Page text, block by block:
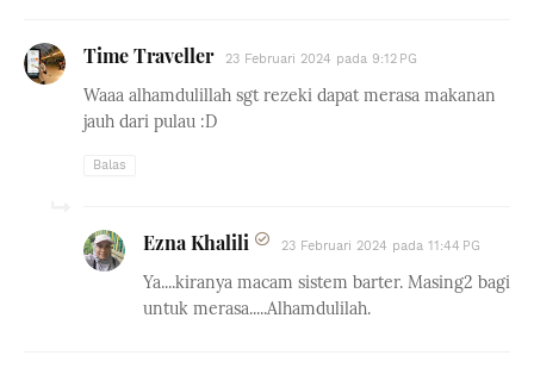
Time Traveller 23 Februari 2024 pada 9:12 PG
Waaa alhamdulillah sgt rezeki dapat merasa makanan
jauh dari pulau :D
Balas
Ezna Khalili 23 Februari 2024 pada 11:44 PG
Ya....kiranya macam sistem barter. Masing2 bagi
untuk merasa.....Alhamdulilah.